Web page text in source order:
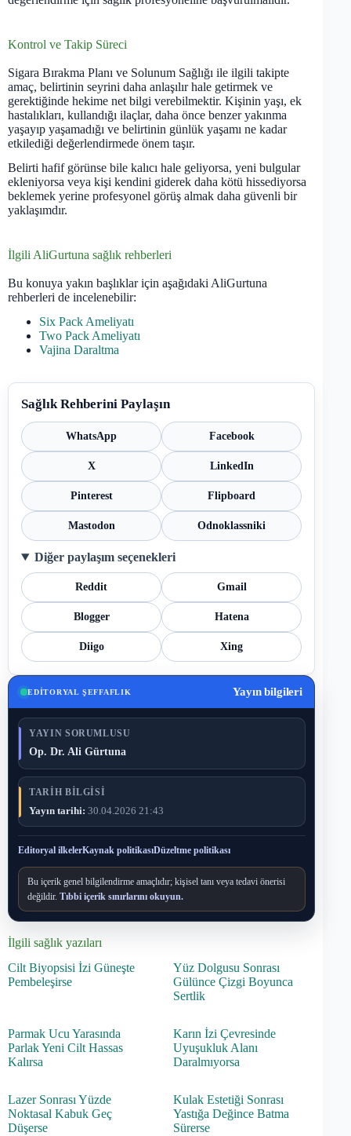
Kontrol ve Takip Süreci
Sigara Bırakma Planı ve Solunum Sağlığı ile ilgili takipte
amaç, belirtinin seyrini daha anlaşılır hale getirmek ve
gerektiğinde hekime net bilgi verebilmektir. Kişinin yaşı, ek
hastalıkları, kullandığı ilaçlar, daha önce benzer yakınma
yaşayıp yaşamadığı ve belirtinin günlük yaşamı ne kadar
etkilediği değerlendirmede önem taşır.
Belirti hafif görünse bile kalıcı hale geliyorsa, yeni bulgular
ekleniyorsa veya kişi kendini giderek daha kötü hissediyorsa
beklemek yerine profesyonel görüş almak daha güvenli bir
yaklaşımdır.
İlgili AliGurtuna sağlık rehberleri
Bu konuya yakın başlıklar için aşağıdaki AliGurtuna
rehberleri de incelenebilir:
Six Pack Ameliyatı
Two Pack Ameliyatı
Vajina Daraltma
Sağlık Rehberini Paylaşın
WhatsApp Facebook
X LinkedIn
Pinterest Flipboard
Mastodon Odnoklassniki
Diğer paylaşım seçenekleri
Reddit Gmail
Blogger Hatena
Diigo Xing
EDITORYAL ŞEFFAFLIK Yayın bilgileri
YAYIN SORUMLUSU
Op. Dr. Ali Gürtuna
TARIH BILGISI
Yayın tarihi: 30.04.2026 21:43
Editoryal ilkelerKaynak politikasıDüzeltme politikası
Bu içerik genel bilgilendirme amaçlıdır; kişisel tanı veya tedavi önerisi
değildir. Tıbbi içerik sınırlarını okuyun.
İlgili sağlık yazıları
Cilt Biyopsisi İzi Güneşte
Pembeleşirse
Yüz Dolgusu Sonrası
Gülünce Çizgi Boyunca
Sertlik
Parmak Ucu Yarasında
Parlak Yeni Cilt Hassas
Kalırsa
Karın İzi Çevresinde
Uyuşukluk Alanı
Daralmıyorsa
Lazer Sonrası Yüzde
Noktasal Kabuk Geç
Düşerse
Kulak Estetiği Sonrası
Yastığa Değince Batma
Sürerse